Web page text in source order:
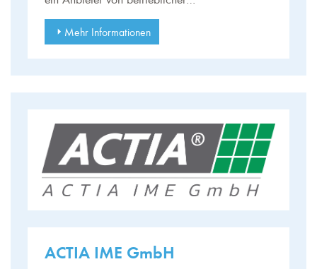
Mehr Informationen
ACTIA IME GmbH